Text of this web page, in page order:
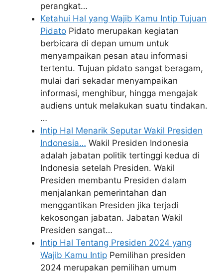
perangkat…
Ketahui Hal yang Wajib Kamu Intip Tujuan
Pidato Pidato merupakan kegiatan
berbicara di depan umum untuk
menyampaikan pesan atau informasi
tertentu. Tujuan pidato sangat beragam,
mulai dari sekadar menyampaikan
informasi, menghibur, hingga mengajak
audiens untuk melakukan suatu tindakan.
…
Intip Hal Menarik Seputar Wakil Presiden
Indonesia… Wakil Presiden Indonesia
adalah jabatan politik tertinggi kedua di
Indonesia setelah Presiden. Wakil
Presiden membantu Presiden dalam
menjalankan pemerintahan dan
menggantikan Presiden jika terjadi
kekosongan jabatan. Jabatan Wakil
Presiden sangat…
Intip Hal Tentang Presiden 2024 yang
Wajib Kamu Intip Pemilihan presiden
2024 merupakan pemilihan umum